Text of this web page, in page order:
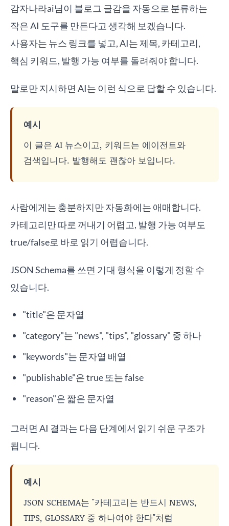
감자나라ai님이 블로그 글감을 자동으로 분류하는
작은 AI 도구를 만든다고 생각해 보겠습니다.
사용자는 뉴스 링크를 넣고, AI는 제목, 카테고리,
핵심 키워드, 발행 가능 여부를 돌려줘야 합니다.
말로만 지시하면 AI는 이런 식으로 답할 수 있습니다.
예시
이 글은 AI 뉴스이고, 키워드는 에이전트와
검색입니다. 발행해도 괜찮아 보입니다.
사람에게는 충분하지만 자동화에는 애매합니다.
카테고리만 따로 꺼내기 어렵고, 발행 가능 여부도
true/false로 바로 읽기 어렵습니다.
JSON Schema를 쓰면 기대 형식을 이렇게 정할 수
있습니다.
"title"은 문자열
"category"는 "news", "tips", "glossary" 중 하나
"keywords"는 문자열 배열
"publishable"은 true 또는 false
"reason"은 짧은 문자열
그러면 AI 결과는 다음 단계에서 읽기 쉬운 구조가
됩니다.
예시
JSON SCHEMA는 "카테고리는 반드시 NEWS,
TIPS, GLOSSARY 중 하나여야 한다"처럼